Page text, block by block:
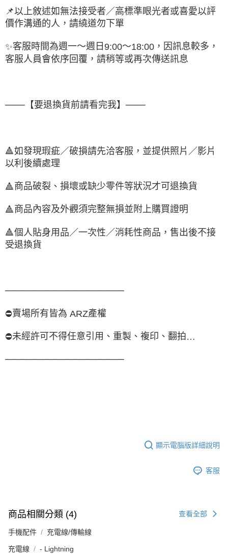
📌以上敘述如無法接受者／高標準眼光者或喜愛以評
價作溝通的人，請繞道勿下單
✨客服時間為週一～週日 9:00～18:00 ，因訊息較多，
客服人員會依序回覆，請稍等或再次傳送訊息
───【要退換貨前請看完我】───
🔺如發現瑕疵／破損請先洽客服，並提供照片／影片
以利後續處理
🔺商品破裂、損壞或缺少零件等狀況才可退換貨
🔺商品內容及外觀須完整無損並附上購買證明
🔺個人貼身用品／一次性／消耗性商品，售出後不接
受退換貨
──────────────────
⛔賣場所有皆為 ARZ產權
⛔未經許可不得任意引用、重製、複印、翻拍…
──────────────────
顯示電腦版詳細說明
客服
商品相關分類 (4) 查看全部
手機配件 充電線/傳輸線
充電線 - Lightning